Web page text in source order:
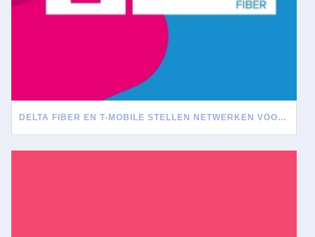
DELTA FIBER EN T-MOBILE STELLEN NETWERKEN VOOR ELKAAR OPEN